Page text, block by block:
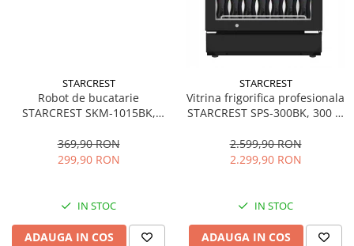
STARCREST
Robot de bucatarie
STARCREST SKM-1015BK,
Accesorii, 10 Viteze + Pulse,
Negru
369,90 RON
299,90 RON
IN STOC
ADAUGA IN COS
STARCREST
Vitrina frigorifica profesionala
STARCREST SPS-300BK, 300 L,
LED, H 169.5 cm, Negru
2.599,90 RON
2.299,90 RON
IN STOC
ADAUGA IN COS